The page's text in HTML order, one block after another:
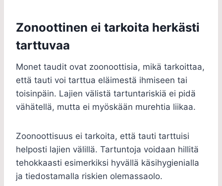
Zonoottinen ei tarkoita herkästi
tarttuvaa
Monet taudit ovat zoonoottisia, mikä tarkoittaa,
että tauti voi tarttua eläimestä ihmiseen tai
toisinpäin. Lajien välistä tartuntariskiä ei pidä
vähätellä, mutta ei myöskään murehtia liikaa.
Zoonoottisuus ei tarkoita, että tauti tarttuisi
helposti lajien välillä. Tartuntoja voidaan hillitä
tehokkaasti esimerkiksi hyvällä käsihygienialla
ja tiedostamalla riskien olemassaolo.